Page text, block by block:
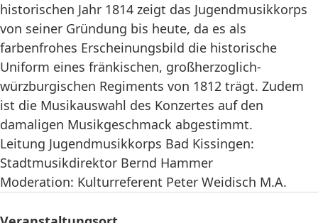
historischen Jahr 1814 zeigt das Jugendmusikkorps
von seiner Gründung bis heute, da es als
farbenfrohes Erscheinungsbild die historische
Uniform eines fränkischen, großherzoglich-
würzburgischen Regiments von 1812 trägt. Zudem
ist die Musikauswahl des Konzertes auf den
damaligen Musikgeschmack abgestimmt.
Leitung Jugendmusikkorps Bad Kissingen:
Stadtmusikdirektor Bernd Hammer
Moderation: Kulturreferent Peter Weidisch M.A.